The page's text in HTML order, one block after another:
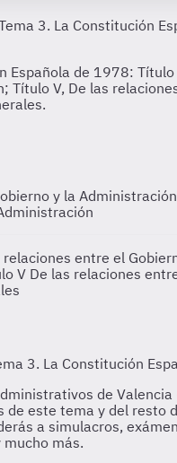
y la Administración
entre el
V De las relaciones